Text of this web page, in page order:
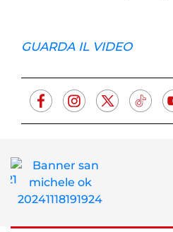
GUARDA IL VIDEO